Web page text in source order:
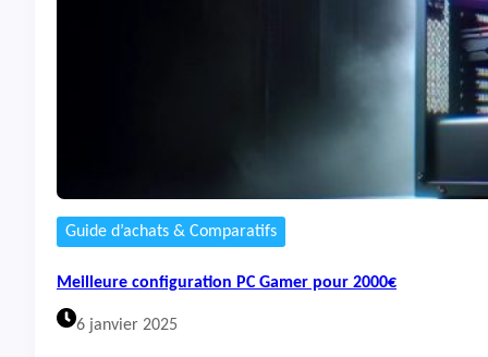
Guide d’achats & Comparatifs
Meilleure configuration PC Gamer pour 2000€
6 janvier 2025